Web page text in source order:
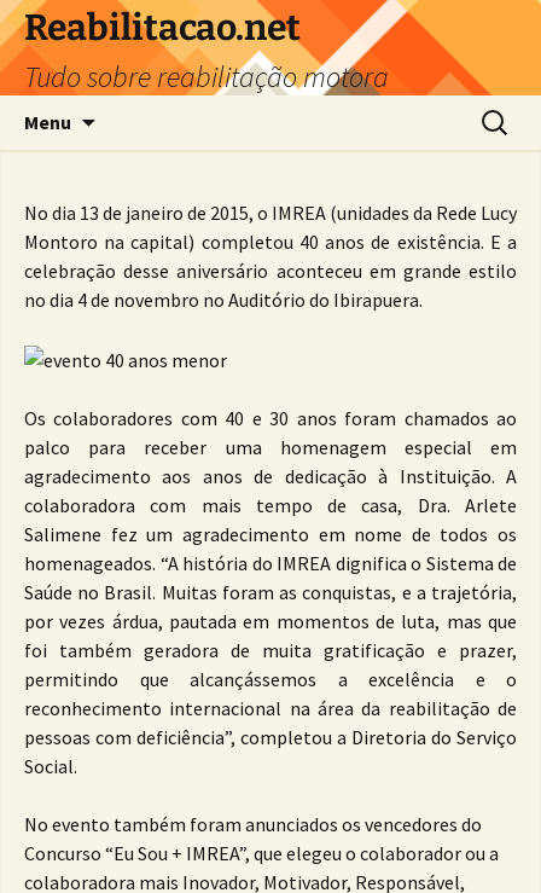
Reabilitacao.net
Tudo sobre reabilitação motora
Menu
por:
No dia 13 de janeiro de 2015, o IMREA (unidades da Rede Lucy
Montoro na capital) completou 40 anos de existência. E a
celebração desse aniversário aconteceu em grande estilo
no dia 4 de novembro no Auditório do Ibirapuera.
Os colaboradores com 40 e 30 anos foram chamados ao
palco para receber uma homenagem especial em
agradecimento aos anos de dedicação à Instituição. A
colaboradora com mais tempo de casa, Dra. Arlete
Salimene fez um agradecimento em nome de todos os
homenageados. “A história do IMREA dignifica o Sistema de
Saúde no Brasil. Muitas foram as conquistas, e a trajetória,
por vezes árdua, pautada em momentos de luta, mas que
foi também geradora de muita gratificação e prazer,
permitindo que alcançássemos a excelência e o
reconhecimento internacional na área da reabilitação de
pessoas com deficiência”, completou a Diretoria do Serviço
Social.
No evento também foram anunciados os vencedores do
Concurso “Eu Sou + IMREA”, que elegeu o colaborador ou a
colaboradora mais Inovador, Motivador, Responsável,